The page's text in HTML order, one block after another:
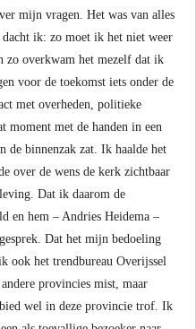
mijn vragen. Het was van alles
ik: zo moet ik het niet weer
zo overkwam het mezelf dat ik
voor de toekomst iets onder de
met overheden, politieke
moment met de handen in een
de binnenzak zat. Ik haalde het
over de wens de kerk zichtbaar
Dat ik daarom de
en hem – Andries Heidema –
Dat het mijn bedoeling
ook het trendbureau Overijssel
provincies mist, maar
wel in deze provincie trof. Ik